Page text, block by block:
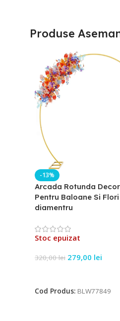
Produse
-13%
Arcada Rotunda
Pentru Baloane Si Flori
diamentru
Stoc epuizat
320,00lei 279,00 lei
Cod Produs: BLW77849